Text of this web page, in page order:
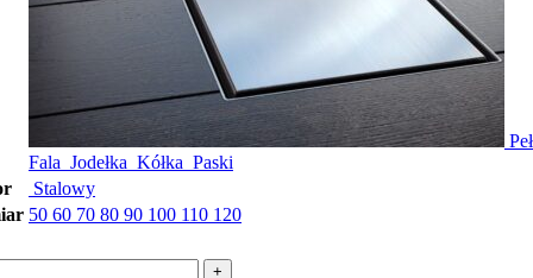
Fala Jodełka Kółka Paski
Stalowy
50 60 70 80 90 100 110 120